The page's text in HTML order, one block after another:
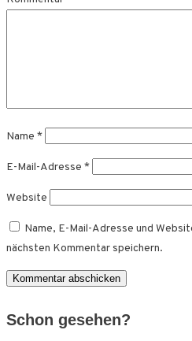
Name *
E-Mail-Adresse *
Website
Name, E-Mail-Adresse und
nächsten Kommentar speichern.
Schon gesehen?